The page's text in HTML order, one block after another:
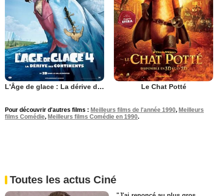
L'Âge de glace : La dérive des continents Le Chat Potté
Pour découvrir d'autres films : Meilleurs films de l'année 1990, Meilleurs
films Comédie, Meilleurs films Comédie en 1990.
Toutes les actus Ciné